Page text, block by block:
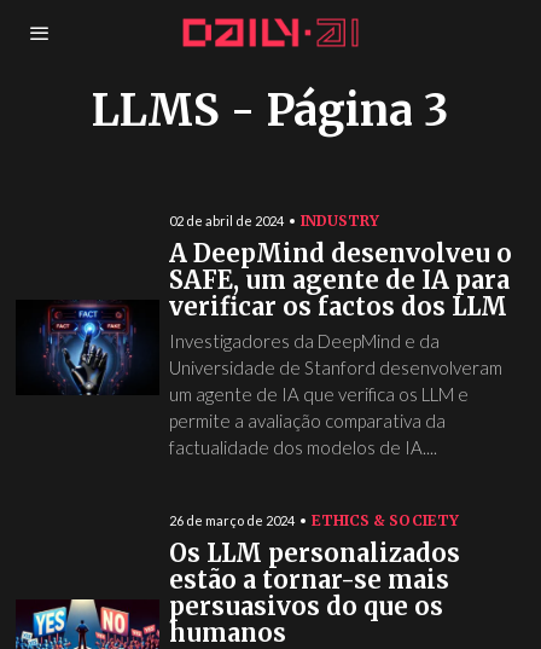
LLMS - Página 3
02 de abril de 2024 INDUSTRY
A DeepMind desenvolveu o
SAFE, um agente de IA para
verificar os factos dos LLM
Investigadores da DeepMind e da
Universidade de Stanford desenvolveram
um agente de IA que verifica os LLM e
permite a avaliação comparativa da
factualidade dos modelos de IA....
26 de março de 2024 ETHICS & SOCIETY
Os LLM personalizados
estão a tornar-se mais
persuasivos do que os
humanos